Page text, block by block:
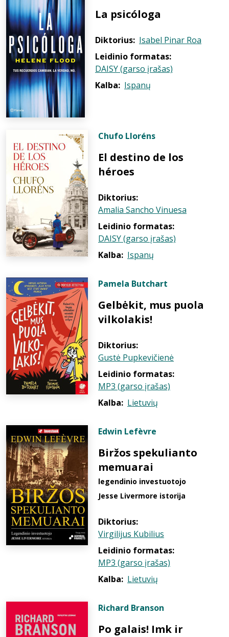
La psicóloga
Diktorius: Isabel Pinar Roa
Leidinio formatas:
DAISY (garso įrašas)
Kalba: Ispanų
Chufo Lloréns
El destino de los
héroes
Diktorius:
Amalia Sancho Vinuesa
Leidinio formatas:
DAISY (garso įrašas)
Kalba: Ispanų
Pamela Butchart
Gelbėkit, mus puola
vilkolakis!
Diktorius:
Gustė Pupkevičienė
Leidinio formatas:
MP3 (garso įrašas)
Kalba: Lietuvių
Edwin Lefèvre
Biržos spekulianto
memuarai
legendinio investuotojo
Jesse Livermore istorija
Diktorius:
Virgilijus Kubilius
Leidinio formatas:
MP3 (garso įrašas)
Kalba: Lietuvių
Richard Branson
Po galais! Imk ir